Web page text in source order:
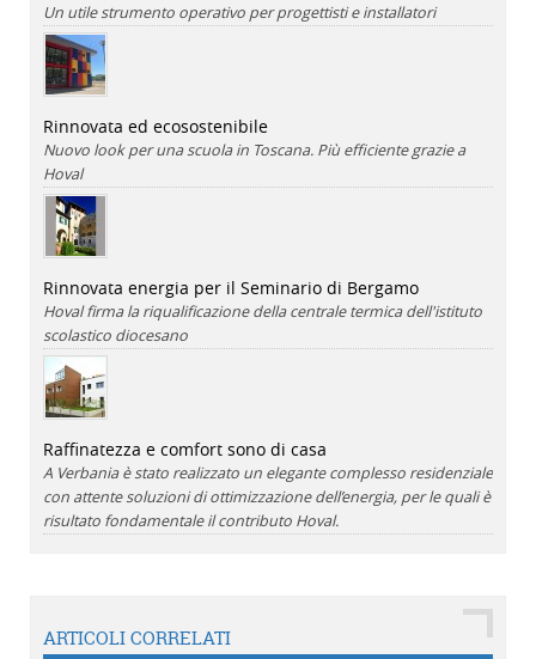
Un utile strumento operativo per progettisti e installatori
Rinnovata ed ecosostenibile
Nuovo look per una scuola in Toscana. Più efficiente grazie a
Hoval
Rinnovata energia per il Seminario di Bergamo
Hoval firma la riqualificazione della centrale termica dell'istituto
scolastico diocesano
Raffinatezza e comfort sono di casa
A Verbania è stato realizzato un elegante complesso residenziale
con attente soluzioni di ottimizzazione dell’energia, per le quali è
risultato fondamentale il contributo Hoval.
ARTICOLI CORRELATI